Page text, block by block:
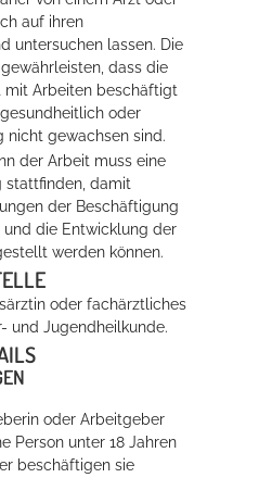
den perfekten Standort für Events
das rauschende Meer im
die pure Entspannung auf der
auf ihren
untersuchen lassen. Die
dass die
mit Arbeiten beschäftigt
oder
nicht gewachsen sind.
der Arbeit muss eine
stattfinden, damit
der Beschäftigung
und die Entwicklung der
werden können.
oder fachärztliches
und Jugendheilkunde.
oder Arbeitgeber
Person unter 18 Jahren
beschäftigen sie